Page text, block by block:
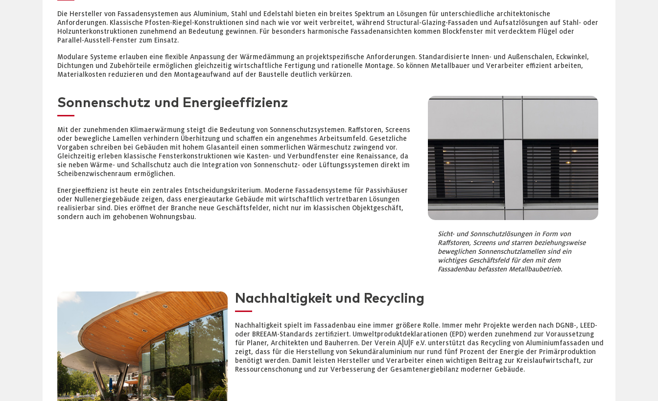
Die Hersteller von Fassadensystemen aus Aluminium, Stahl und Edelstahl bieten ein breites Spektrum an Lösungen für unterschiedliche architektonische
Anforderungen. Klassische Pfosten-Riegel-Konstruktionen sind nach wie vor weit verbreitet, während Structural-Glazing-Fassaden und Aufsatzlösungen auf Stahl- oder
Holzunterkonstruktionen zunehmend an Bedeutung gewinnen. Für besonders harmonische Fassadenansichten kommen Blockfenster mit verdecktem Flügel oder
Parallel-Ausstell-Fenster zum Einsatz.
Modulare Systeme erlauben eine flexible Anpassung der Wärmedämmung an projektspezifische Anforderungen. Standardisierte Innen- und Außenschalen, Eckwinkel,
Dichtungen und Zubehörteile ermöglichen gleichzeitig wirtschaftliche Fertigung und rationelle Montage. So können Metallbauer und Verarbeiter effizient arbeiten,
Materialkosten reduzieren und den Montageaufwand auf der Baustelle deutlich verkürzen.
Sonnenschutz und Energieeffizienz
Mit der zunehmenden Klimaerwärmung steigt die Bedeutung von Sonnenschutzsystemen. Raffstoren, Screens
oder bewegliche Lamellen verhindern Überhitzung und schaffen ein angenehmes Arbeitsumfeld. Gesetzliche
Vorgaben schreiben bei Gebäuden mit hohem Glasanteil einen sommerlichen Wärmeschutz zwingend vor.
Gleichzeitig erleben klassische Fensterkonstruktionen wie Kasten- und Verbundfenster eine Renaissance, da
sie neben Wärme- und Schallschutz auch die Integration von Sonnenschutz- oder Lüftungssystemen direkt im
Scheibenzwischenraum ermöglichen.
Energieeffizienz ist heute ein zentrales Entscheidungskriterium. Moderne Fassadensysteme für Passivhäuser
oder Nullenergiegebäude zeigen, dass energieautarke Gebäude mit wirtschaftlich vertretbaren Lösungen
realisierbar sind. Dies eröffnet der Branche neue Geschäftsfelder, nicht nur im klassischen Objektgeschäft,
sondern auch im gehobenen Wohnungsbau.
Sicht- und Sonnschutzlösungen in Form von
Raffstoren, Screens und starren beziehungsweise
beweglichen Sonnenschutzlamellen sind ein
wichtiges Geschäftsfeld für den mit dem
Fassadenbau befassten Metallbaubetrieb.
Nachhaltigkeit und Recycling
Nachhaltigkeit spielt im Fassadenbau eine immer größere Rolle. Immer mehr Projekte werden nach DGNB-, LEED-
oder BREEAM-Standards zertifiziert. Umweltproduktdeklarationen (EPD) werden zunehmend zur Voraussetzung
für Planer, Architekten und Bauherren. Der Verein A|U|F e.V. unterstützt das Recycling von Aluminiumfassaden und
zeigt, dass für die Herstellung von Sekundäraluminium nur rund fünf Prozent der Energie der Primärproduktion
benötigt werden. Damit leisten Hersteller und Verarbeiter einen wichtigen Beitrag zur Kreislaufwirtschaft, zur
Ressourcenschonung und zur Verbesserung der Gesamtenergiebilanz moderner Gebäude.